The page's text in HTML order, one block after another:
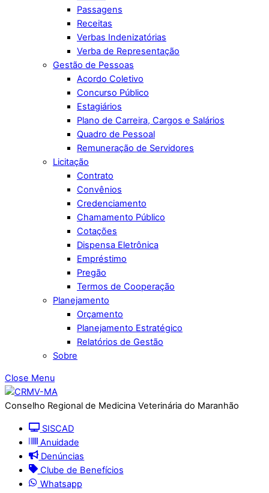
Passagens
Receitas
Verbas Indenizatórias
Verba de Representação
Gestão de Pessoas
Acordo Coletivo
Concurso Público
Estagiários
Plano de Carreira, Cargos e Salários
Quadro de Pessoal
Remuneração de Servidores
Licitação
Contrato
Convênios
Credenciamento
Chamamento Público
Cotações
Dispensa Eletrônica
Empréstimo
Pregão
Termos de Cooperação
Planejamento
Orçamento
Planejamento Estratégico
Relatórios de Gestão
Sobre
Close Menu
Conselho Regional de Medicina Veterinária do Maranhão
SISCAD
Anuidade
Denúncias
Clube de Benefícios
Whatsapp